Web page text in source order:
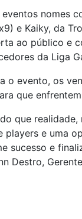
nomes
e Kaiky, da
ao público e
da Liga
o evento, os
que
que
e uma
sucesso e
Destro,